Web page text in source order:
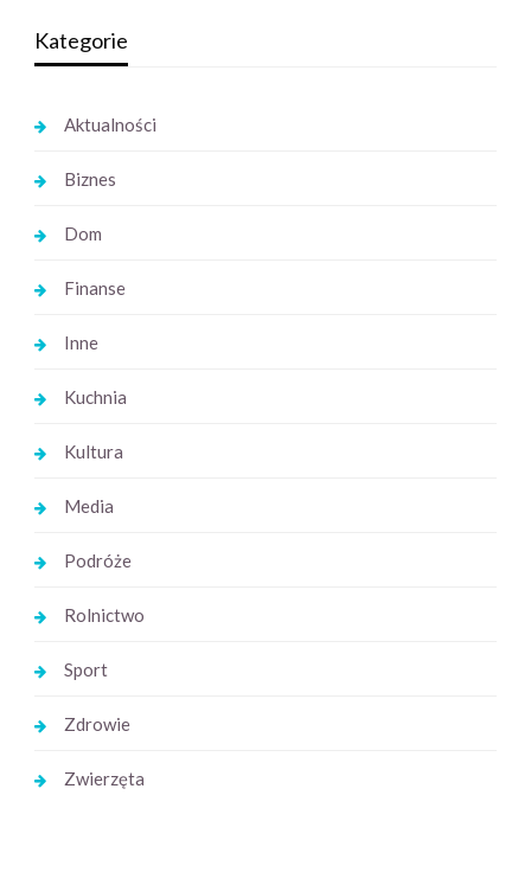
Kategorie
Aktualności
Biznes
Dom
Finanse
Inne
Kuchnia
Kultura
Media
Podróże
Rolnictwo
Sport
Zdrowie
Zwierzęta